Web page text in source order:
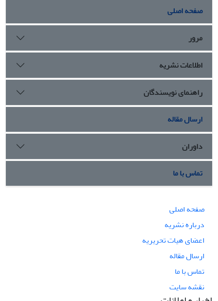
صفحه اصلی
مرور
اطلاعات نشریه
راهنمای نویسندگان
ارسال مقاله
داوران
تماس با ما
صفحه اصلی
درباره نشریه
اعضای هیات تحریریه
ارسال مقاله
تماس با ما
نقشه سایت